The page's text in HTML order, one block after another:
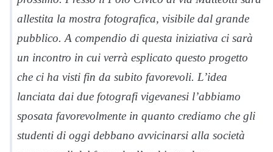
allestita la mostra fotografica, visibile dal grande
pubblico. A compendio di questa iniziativa ci sarà
un incontro in cui verrà esplicato questo progetto
che ci ha visti fin da subito favorevoli. L’idea
lanciata dai due fotografi vigevanesi l’abbiamo
sposata favorevolmente in quanto crediamo che gli
studenti di oggi debbano avvicinarsi alla società